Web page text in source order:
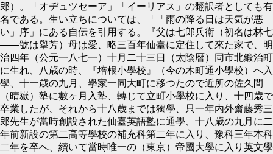
郎）。「オヂュツセーア」「イーリアス」の翻訳者としても有
名である。生い立ちについては、「「雨の降る日は天気が悪
い」序」にある自伝を引用する。『父は七郎兵衞（初名は林七
――號は擧芳）母は愛、略三百年仙臺に定住して來た家で、明
治四年（公元一八七一）十月二十三日（太陰暦）同市北鍛治町
に生れ、八歳の時、『培根小學校』（今の木町通小學校）へ入
學、十一歳の九月、擧家一同大町に移つたので近所の佐久間
（晴嶽）塾に數ヶ月入塾、轉じて立町小學校に入り、十四歳で
卒業したが、それから十八歳までは獨學、只一年内外齋藤秀三
郎先生が當時創設された仙臺英語塾に通學、十八歳の九月に二
年前新設の第二高等學校の補充科第二年に入り、豫科三年本科
二年を卒へ、續いて當時唯一の（東京）帝國大學に入り英文學